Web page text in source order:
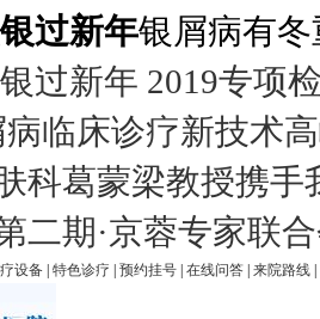
过新年银屑病有
过新年 2019专项
病临床诊疗新技术
科葛蒙梁教授携手
二期·京蓉专家联
设备 特色诊疗 预约挂号 在线问答 来院路线